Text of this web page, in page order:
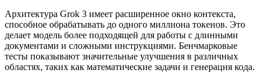
Архитектура Grok 3 имеет расширенное окно контекста,
способное обрабатывать до одного миллиона токенов. Это
делает модель более подходящей для работы с длинными
документами и сложными инструкциями. Бенчмарковые
тесты показывают значительные улучшения в различных
областях, таких как математические задачи и генерация кода.